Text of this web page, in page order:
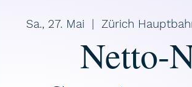
Sa., 27. Mai
  |
Zürich
Netto-